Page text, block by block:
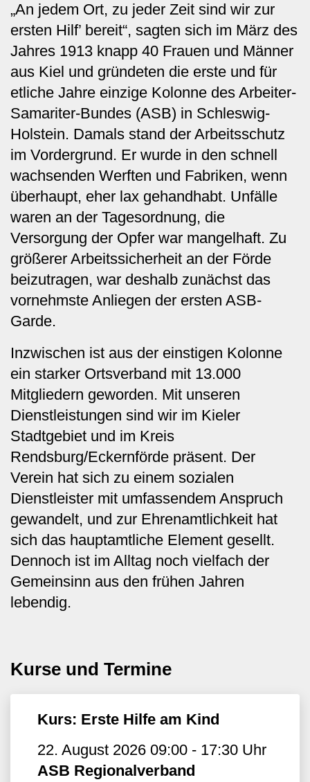
„An jedem Ort, zu jeder Zeit sind wir zur
ersten Hilf’ bereit“, sagten sich im März des
Jahres 1913 knapp 40 Frauen und Männer
aus Kiel und gründeten die erste und für
etliche Jahre einzige Kolonne des Arbeiter-
Samariter-Bundes (ASB) in Schleswig-
Holstein. Damals stand der Arbeitsschutz
im Vordergrund. Er wurde in den schnell
wachsenden Werften und Fabriken, wenn
überhaupt, eher lax gehandhabt. Unfälle
waren an der Tagesordnung, die
Versorgung der Opfer war mangelhaft. Zu
größerer Arbeitssicherheit an der Förde
beizutragen, war deshalb zunächst das
vornehmste Anliegen der ersten ASB-
Garde.
Inzwischen ist aus der einstigen Kolonne
ein starker Ortsverband mit 13.000
Mitgliedern geworden. Mit unseren
Dienstleistungen sind wir im Kieler
Stadtgebiet und im Kreis
Rendsburg/Eckernförde präsent. Der
Verein hat sich zu einem sozialen
Dienstleister mit umfassendem Anspruch
gewandelt, und zur Ehrenamtlichkeit hat
sich das hauptamtliche Element gesellt.
Dennoch ist im Alltag noch vielfach der
Gemeinsinn aus den frühen Jahren
lebendig.
Kurse und Termine
Kurs: Erste Hilfe am Kind
22. August 2026 09:00 - 17:30 Uhr
ASB Regionalverband